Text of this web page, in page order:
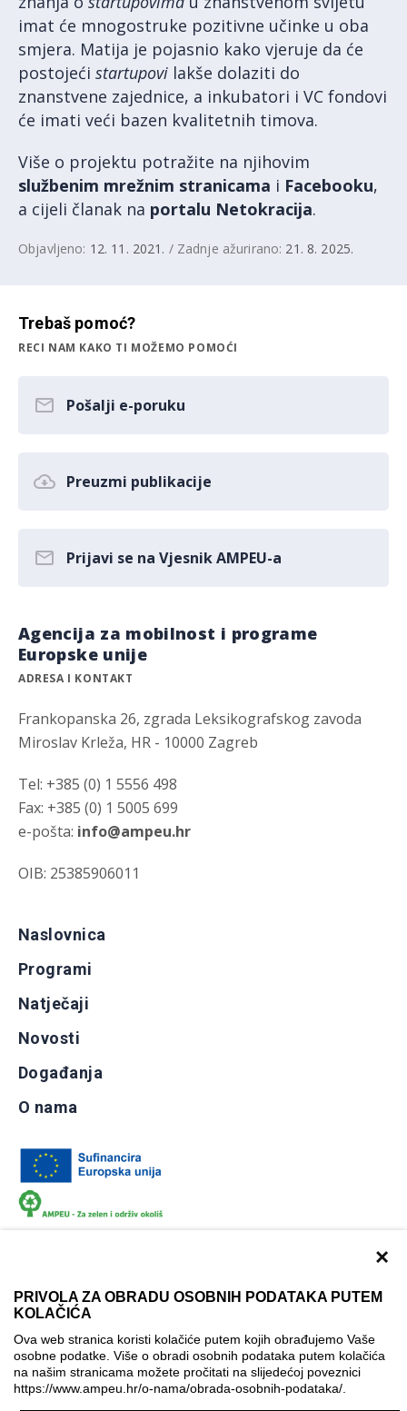
×
PRIVOLA ZA OBRADU OSOBNIH PODATAKA PUTEM
KOLAČIĆA
Ova web stranica koristi kolačiće putem kojih obrađujemo Vaše
osobne podatke. Više o obradi osobnih podataka putem kolačića
na našim stranicama možete pročitati na slijedećoj poveznici
https://www.ampeu.hr/o-nama/obrada-osobnih-podataka/
imat će mnogostruke pozitivne učinke u oba
smjera. Matija je pojasnio kako vjeruje da će
postojeći startupovi lakše dolaziti do
znanstvene zajednice, a inkubatori i VC fondovi
će imati veći bazen kvalitetnih timova.
Više o projektu potražite na njihovim
službenim mrežnim stranicama i Facebooku,
a cijeli članak na portalu Netokracija.
Objavljeno: 12. 11. 2021. / Zadnje ažurirano: 21. 8. 2025.
Trebaš pomoć?
RECI NAM KAKO TI MOŽEMO POMOĆI
Pošalji e-poruku
Preuzmi publikacije
Prijavi se na Vjesnik AMPEU-a
Agencija za mobilnost i programe
Europske unije
ADRESA I KONTAKT
Frankopanska 26, zgrada Leksikografskog zavoda
Miroslav Krleža, HR - 10000 Zagreb
Tel: +385 (0) 1 5556 498
Fax: +385 (0) 1 5005 699
e-pošta: info@ampeu.hr
OIB: 25385906011
Naslovnica
Programi
Natječaji
Novosti
Događanja
O nama
Izjava o pristupačnosti
Politika korištenja kolačića
Postavke kolačića